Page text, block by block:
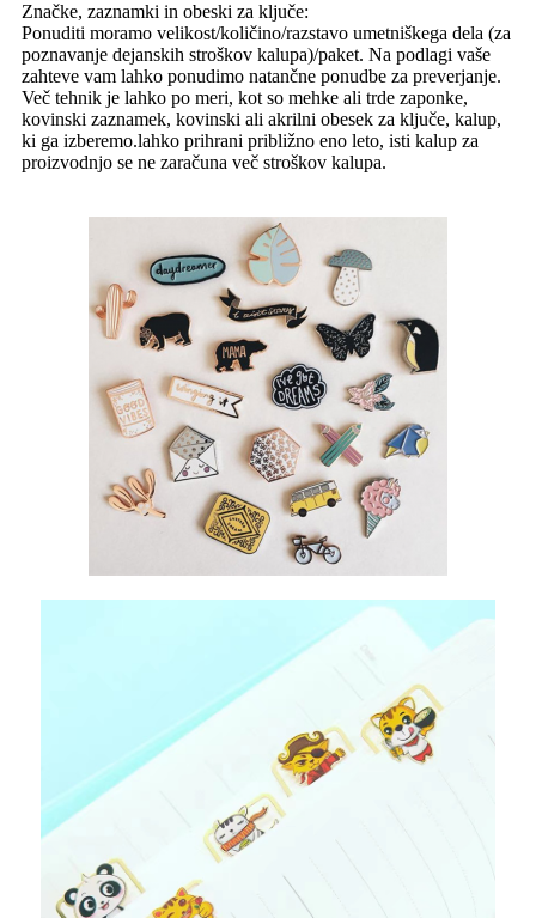
Značke, zaznamki in obeski za ključe:
Ponuditi moramo velikost/količino/razstavo umetniškega dela (za
poznavanje dejanskih stroškov kalupa)/paket. Na podlagi vaše
zahteve vam lahko ponudimo natančne ponudbe za preverjanje.
Več tehnik je lahko po meri, kot so mehke ali trde zaponke,
kovinski zaznamek, kovinski ali akrilni obesek za ključe, kalup,
ki ga izberemo.lahko prihrani približno eno leto, isti kalup za
proizvodnjo se ne zaračuna več stroškov kalupa.